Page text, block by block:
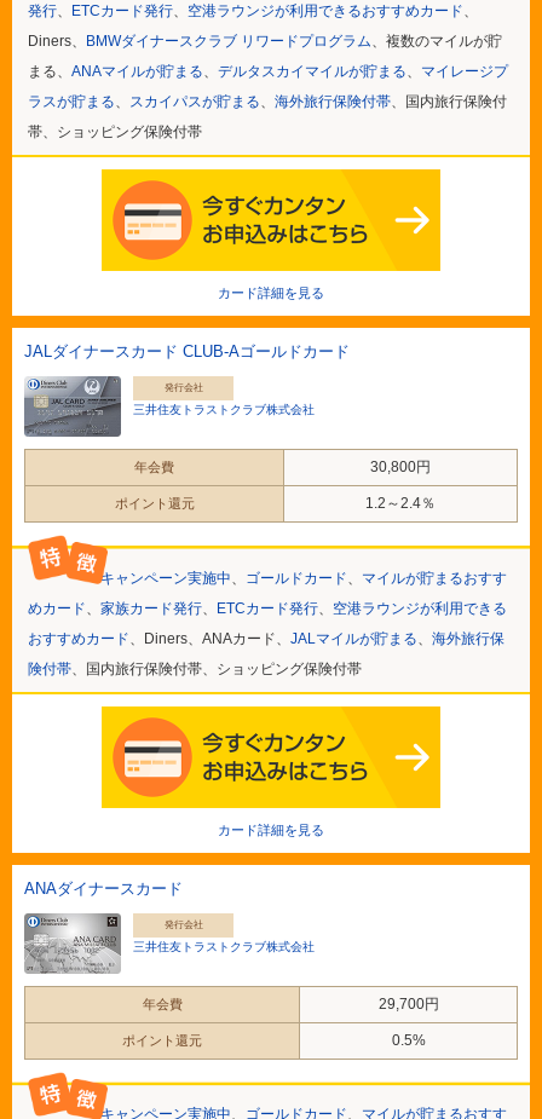
発行、 ETCカード発行、 空港ラウンジが利用できるおすすめカード、
Diners、
BMWダイナースクラブ リワードプログラム、複数のマイルが貯
まる、 ANAマイルが貯まる、 デルタスカイマイルが貯まる、 マイレージプ
ラスが貯まる、 スカイパスが貯まる、 海外旅行保険付帯、国内旅行保険付
帯、ショッピング保険付帯
カード詳細を見る
JALダイナースカード CLUB-Aゴールドカード
発行会社
三井住友トラストクラブ株式会社
年会費 30,800円
ポイント還元 1.2～2.4％
キャンペーン実施中、 ゴールドカード、 マイルが貯まるおすす
めカード、 家族カード発行、 ETCカード発行、 空港ラウンジが利用できる
おすすめカード、Diners、ANAカード、 JALマイルが貯まる、 海外旅行保
険付帯、国内旅行保険付帯、ショッピング保険付帯
カード詳細を見る
ANAダイナースカード
発行会社
三井住友トラストクラブ株式会社
年会費 29,700円
ポイント還元 0.5%
キャンペーン実施中、 ゴールドカード、 マイルが貯まるおすす